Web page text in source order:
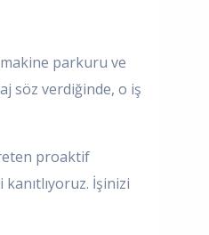
parkuru ve
söz verdiğinde, o iş
proaktif
İşinizi